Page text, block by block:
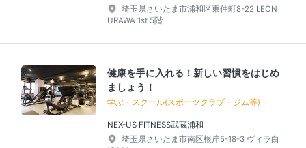
埼玉県さいたま市浦和区東仲町8-22 LEON
URAWA 1st 5階
健康を手に入れる！新しい習慣をはじめ
ましょう！
学ぶ・スクール(スポーツクラブ・ジム等)
NEX-US FITNESS武蔵浦和
埼玉県さいたま市南区根岸5-18-3 ヴィラ白